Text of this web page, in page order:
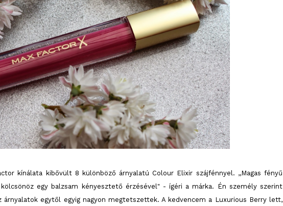
kínálata kibővült 8 különböző árnyalatú Colour Elixir szájfénnyel. ,,Magas fényű
egy balzsam kényesztető érzésével" - ígéri a márka. Én személy szerint
egytől egyig nagyon megtetszettek. A kedvencem a Luxurious Berry lett,